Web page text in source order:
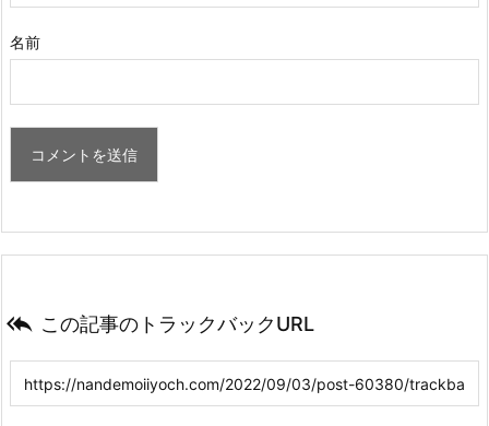
名前
 この記事のトラックバックURL